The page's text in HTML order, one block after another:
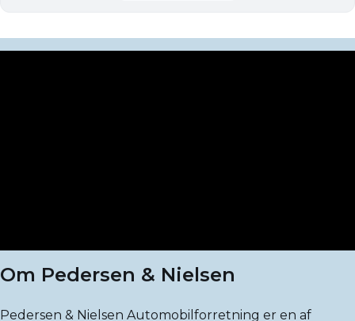
Om Pedersen & Nielsen
Pedersen & Nielsen Automobilforretning er en af